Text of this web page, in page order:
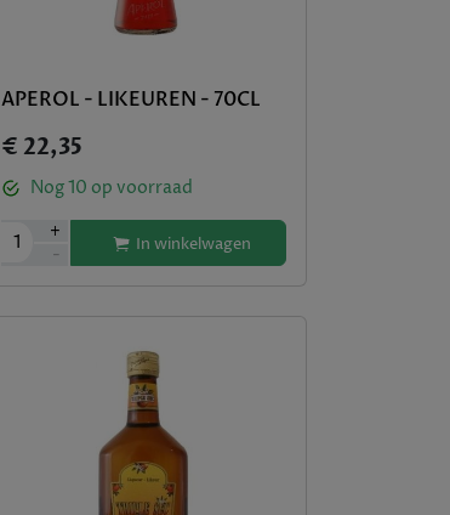
APEROL - LIKEUREN - 70CL
€ 22,35
Nog10 op voorraad
1
+
-
In winkelwagen